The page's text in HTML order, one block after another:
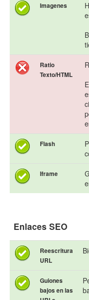
Imagenes
Ratio
Texto/HTML
Flash
Iframe
Enlaces SEO
Reescritura
URL
Guiones
bajos en las